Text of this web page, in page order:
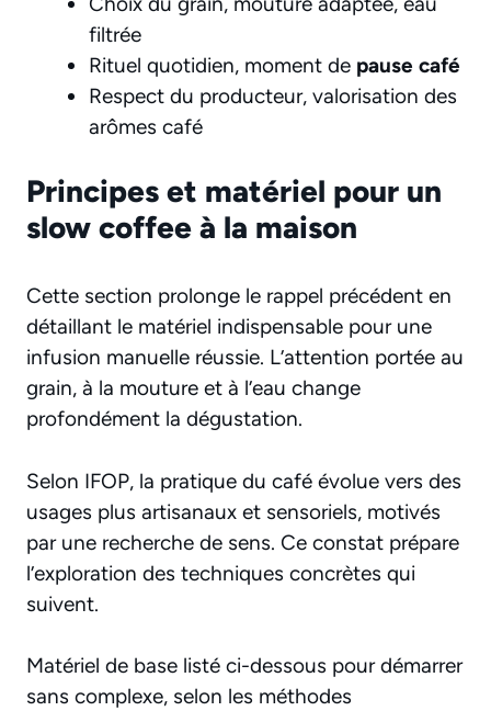
filtrée
Rituel quotidien, moment de pause café
Respect du producteur, valorisation des
arômes café
Principes et matériel pour un
slow coffee à la maison
Cette section prolonge le rappel précédent en
détaillant le matériel indispensable pour une
infusion manuelle réussie. L’attention portée au
grain, à la mouture et à l’eau change
profondément la dégustation.
Selon IFOP, la pratique du café évolue vers des
usages plus artisanaux et sensoriels, motivés
par une recherche de sens. Ce constat prépare
l’exploration des techniques concrètes qui
suivent.
Matériel de base listé ci-dessous pour démarrer
sans complexe, selon les méthodes